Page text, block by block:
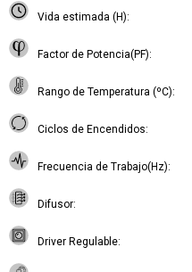
Vida estimada (H)
Factor de Potencia(PF)
Rango de Temperatura (ºC)
Ciclos de Encendidos
Frecuencia de Trabajo(Hz)
Difusor
Driver Regulable